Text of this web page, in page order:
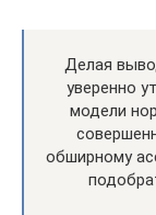
Делая
уверенно
модели
обширному